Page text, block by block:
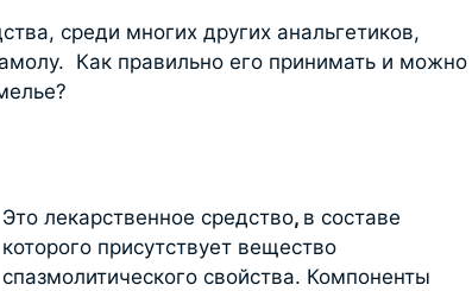
среди многих других анальгетиков,
Как правильно его принимать и можно
Это лекарственное средство, в составе
которого присутствует вещество
спазмолитического свойства. Компоненты